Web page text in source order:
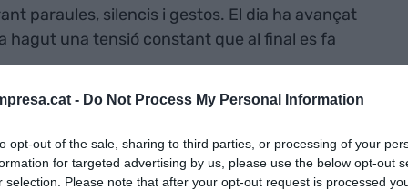
- Do Not Process My Personal Information
opt-out of the sale, sharing to third parties, or processing of your
for targeted advertising by us, please use the below opt-out
selection. Please note that after your opt-out request is processed
paraules, silencis i gestos. El dia ha avançat
hagut una tensió constant que al final es fa
i pors"